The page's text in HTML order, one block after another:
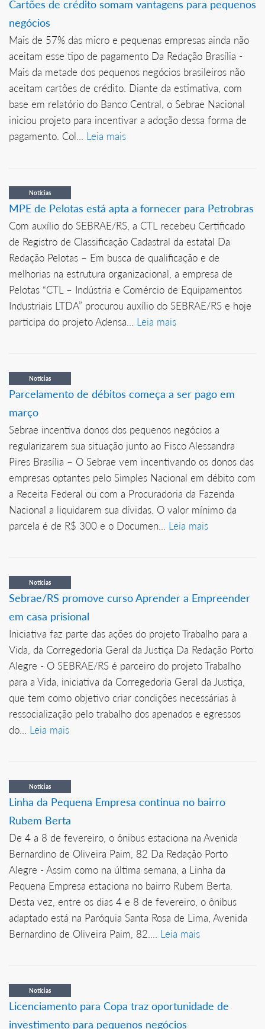
Cartões de crédito somam vantagens para pequenos
negócios
Mais de 57% das micro e pequenas empresas ainda não
aceitam esse tipo de pagamento Da Redação Brasília -
Mais da metade dos pequenos negócios brasileiros não
aceitam cartões de crédito. Diante da estimativa, com
base em relatório do Banco Central, o Sebrae Nacional
iniciou projeto para incentivar a adoção dessa forma de
pagamento. Col... Leia mais
Notícias
MPE de Pelotas está apta a fornecer para Petrobras
Com auxílio do SEBRAE/RS, a CTL recebeu Certificado
de Registro de Classificação Cadastral da estatal Da
Redação Pelotas – Em busca de qualificação e de
melhorias na estrutura organizacional, a empresa de
Pelotas “CTL – Indústria e Comércio de Equipamentos
Industriais LTDA” procurou auxílio do SEBRAE/RS e hoje
participa do projeto Adensa... Leia mais
Notícias
Parcelamento de débitos começa a ser pago em
março
Sebrae incentiva donos dos pequenos negócios a
regularizarem sua situação junto ao Fisco Alessandra
Pires Brasília – O Sebrae vem incentivando os donos das
empresas optantes pelo Simples Nacional em débito com
a Receita Federal ou com a Procuradoria da Fazenda
Nacional a liquidarem sua dívidas. O valor mínimo da
parcela é de R$ 300 e o Documen... Leia mais
Notícias
Sebrae/RS promove curso Aprender a Empreender
em casa prisional
Iniciativa faz parte das ações do projeto Trabalho para a
Vida, da Corregedoria Geral da Justiça Da Redação Porto
Alegre - O SEBRAE/RS é parceiro do projeto Trabalho
para a Vida, iniciativa da Corregedoria Geral da Justiça,
que tem como objetivo criar condições necessárias à
ressocialização pelo trabalho dos apenados e egressos
do... Leia mais
Notícias
Linha da Pequena Empresa continua no bairro
Rubem Berta
De 4 a 8 de fevereiro, o ônibus estaciona na Avenida
Bernardino de Oliveira Paim, 82 Da Redação Porto
Alegre - Assim como na última semana, a Linha da
Pequena Empresa estaciona no bairro Rubem Berta.
Desta vez, entre os dias 4 e 8 de fevereiro, o ônibus
adaptado está na Paróquia Santa Rosa de Lima, Avenida
Bernardino de Oliveira Paim, 82.... Leia mais
Notícias
Licenciamento para Copa traz oportunidade de
investimento para pequenos negócios